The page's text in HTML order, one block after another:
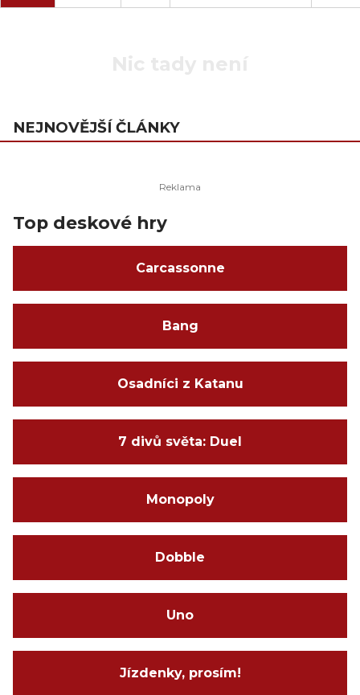
NEJNOVĚJŠÍ ČLÁNKY
Top deskové hry
Carcassonne
Bang
Osadníci z Katanu
7 divů světa: Duel
Monopoly
Dobble
Uno
Jízdenky, prosím!